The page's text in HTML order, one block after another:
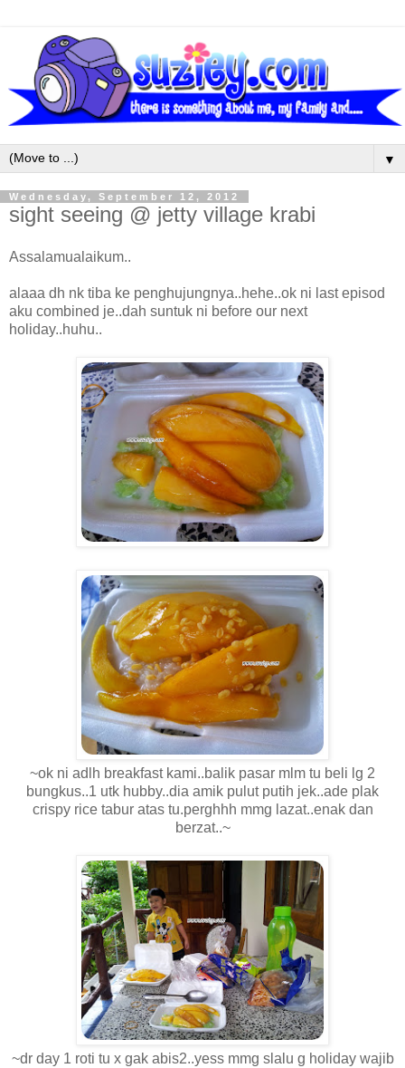
▼
Wednesday, September 12, 2012
sight seeing @ jetty village krabi
Assalamualaikum..
alaaa dh nk tiba ke penghujungnya..hehe..ok ni last episod
aku combined je..dah suntuk ni before our next
holiday..huhu..
~ok ni adlh breakfast kami..balik pasar mlm tu beli lg 2
bungkus..1 utk hubby..dia amik pulut putih jek..ade plak
crispy rice tabur atas tu.perghhh mmg lazat..enak dan
berzat..~
~dr day 1 roti tu x gak abis2..yess mmg slalu g holiday wajib